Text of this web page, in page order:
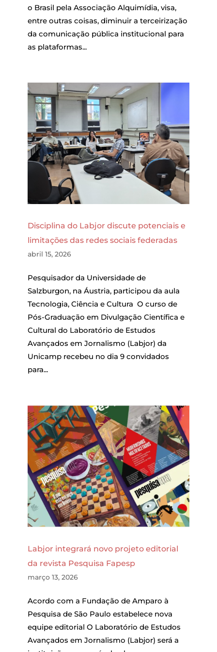
o Brasil pela Associação Alquimídia, visa,
entre outras coisas, diminuir a terceirização
da comunicação pública institucional para
as plataformas...
Disciplina do Labjor discute potenciais e
limitações das redes sociais federadas
abril 15, 2026
Pesquisador da Universidade de
Salzburgon, na Áustria, participou da aula
Tecnologia, Ciência e Cultura O curso de
Pós-Graduação em Divulgação Científica e
Cultural do Laboratório de Estudos
Avançados em Jornalismo (Labjor) da
Unicamp recebeu no dia 9 convidados
para...
Labjor integrará novo projeto editorial
da revista Pesquisa Fapesp
março 13, 2026
Acordo com a Fundação de Amparo à
Pesquisa de São Paulo estabelece nova
equipe editorial O Laboratório de Estudos
Avançados em Jornalismo (Labjor) será a